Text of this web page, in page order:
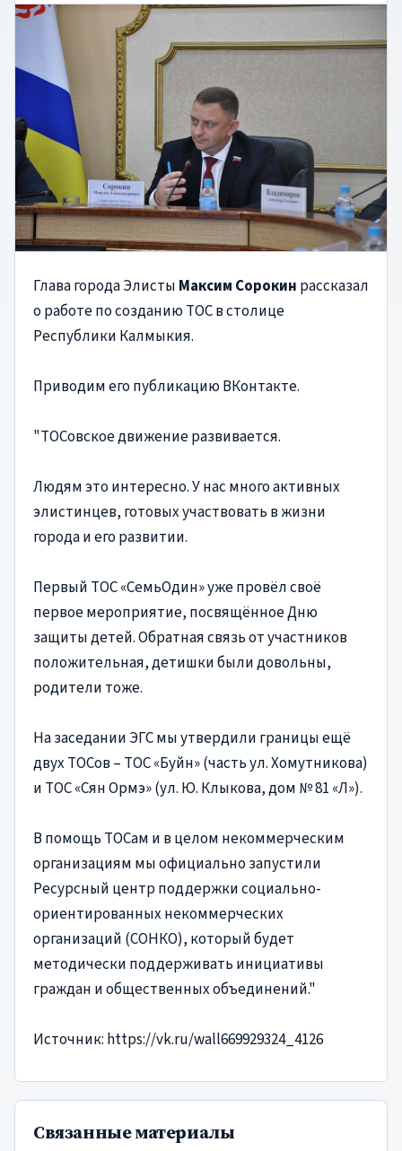
Глава города Элисты Максим Сорокин рассказал
о работе по созданию ТОС в столице
Республики Калмыкия.
Приводим его публикацию ВКонтакте.
"ТОСовское движение развивается.
Людям это интересно. У нас много активных
элистинцев, готовых участвовать в жизни
города и его развитии.
Первый ТОС «СемьОдин» уже провёл своё
первое мероприятие, посвящённое Дню
защиты детей. Обратная связь от участников
положительная, детишки были довольны,
родители тоже.
На заседании ЭГС мы утвердили границы ещё
двух ТОСов – ТОС «Буйн» (часть ул. Хомутникова)
и ТОС «Сян Ормэ» (ул. Ю. Клыкова, дом № 81 «Л»).
В помощь ТОСам и в целом некоммерческим
организациям мы официально запустили
Ресурсный центр поддержки социально-
ориентированных некоммерческих
организаций (СОНКО), который будет
методически поддерживать инициативы
граждан и общественных объединений."
Источник: https://vk.ru/wall669929324_4126
Связанные материалы